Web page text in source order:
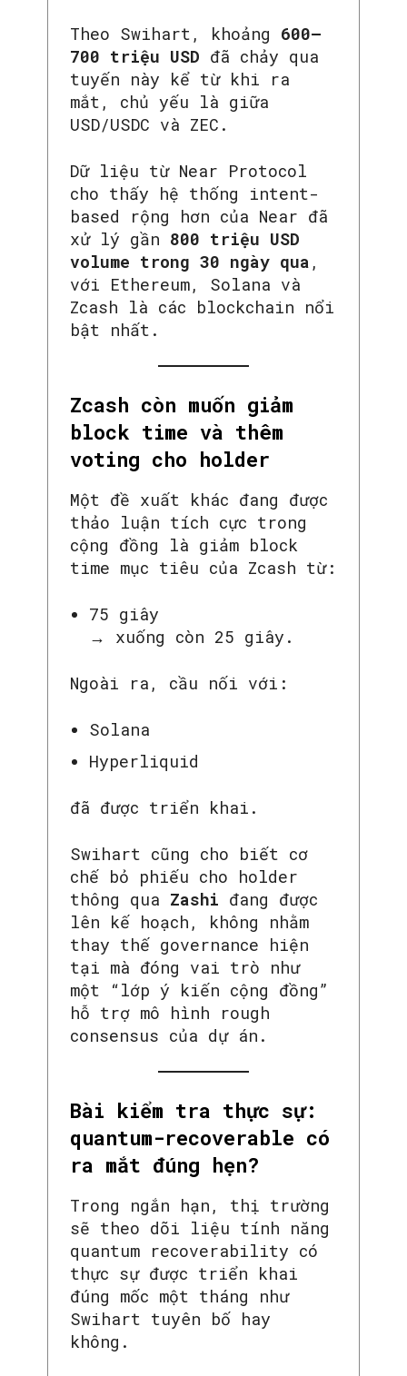
Theo Swihart, khoảng 600–
700 triệu USD đã chảy qua
tuyến này kể từ khi ra
mắt, chủ yếu là giữa
USD/USDC và ZEC.
Dữ liệu từ Near Protocol
cho thấy hệ thống intent-
based rộng hơn của Near đã
xử lý gần 800 triệu USD
volume trong 30 ngày qua ,
với Ethereum, Solana và
Zcash là các blockchain nổi
bật nhất.
Zcash còn muốn giảm
block time và thêm
voting cho holder
Một đề xuất khác đang được
thảo luận tích cực trong
cộng đồng là giảm block
time mục tiêu của Zcash từ:
75 giây
→ xuống còn 25 giây.
Ngoài ra, cầu nối với:
Solana
Hyperliquid
đã được triển khai.
Swihart cũng cho biết cơ
chế bỏ phiếu cho holder
thông qua Zashi đang được
lên kế hoạch, không nhằm
thay thế governance hiện
tại mà đóng vai trò như
một “lớp ý kiến cộng đồng”
hỗ trợ mô hình rough
consensus của dự án.
Bài kiểm tra thực sự:
quantum-recoverable có
ra mắt đúng hẹn?
Trong ngắn hạn, thị trường
sẽ theo dõi liệu tính năng
quantum recoverability có
thực sự được triển khai
đúng mốc một tháng như
Swihart tuyên bố hay
không.